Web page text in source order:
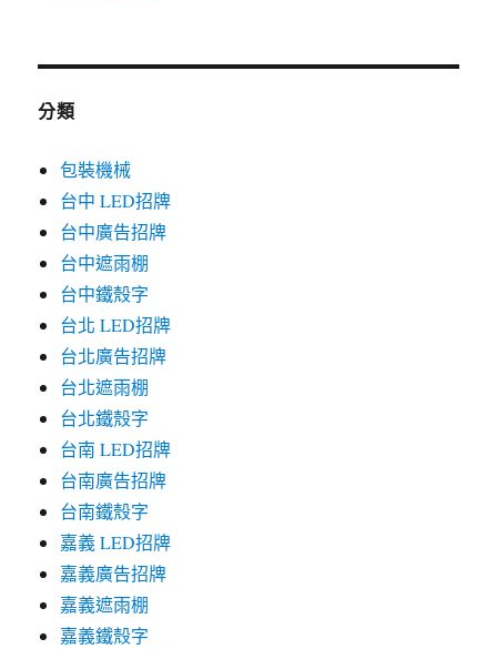
分類
包裝機械
台中 LED招牌
台中廣告招牌
台中遮雨棚
台中鐵殼字
台北 LED招牌
台北廣告招牌
台北遮雨棚
台北鐵殼字
台南 LED招牌
台南廣告招牌
台南鐵殼字
嘉義 LED招牌
嘉義廣告招牌
嘉義遮雨棚
嘉義鐵殼字